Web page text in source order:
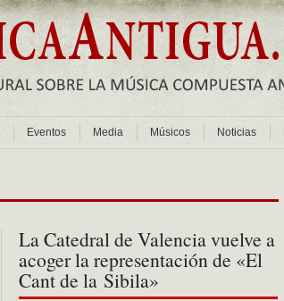
Eventos Media Músicos Noticias
La Catedral de Valencia vuelve a
acoger la representación de «El
Cant de la Sibila»